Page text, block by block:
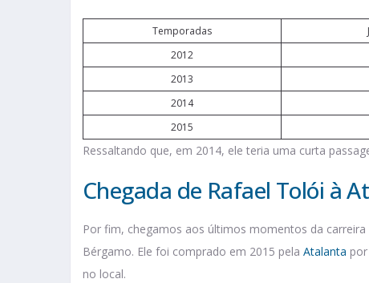
Temporadas
2012
2013
2014
2015
Ressaltando que, em 2014, ele teria uma curta
Chegada de Rafael Tolói à
Por fim, chegamos aos últimos momentos da
Bérgamo. Ele foi comprado em 2015 pela Atalanta
no local.